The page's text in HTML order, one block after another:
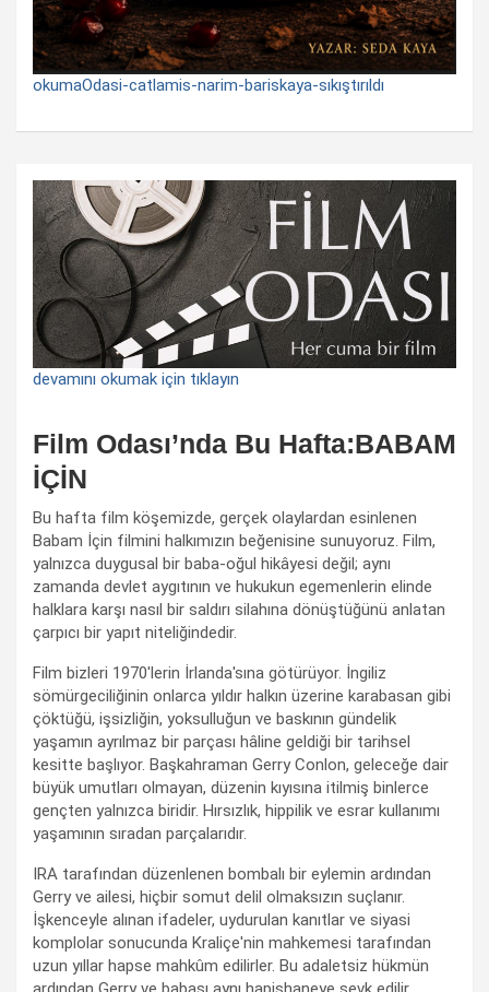
okumaOdasi-catlamis-narim-bariskaya-sıkıştırıldı
devamını okumak için tıklayın
Film Odası’nda Bu Hafta:BABAM
İÇİN
Bu hafta film köşemizde, gerçek olaylardan esinlenen
Babam İçin filmini halkımızın beğenisine sunuyoruz. Film,
yalnızca duygusal bir baba-oğul hikâyesi değil; aynı
zamanda devlet aygıtının ve hukukun egemenlerin elinde
halklara karşı nasıl bir saldırı silahına dönüştüğünü anlatan
çarpıcı bir yapıt niteliğindedir.
Film bizleri 1970'lerin İrlanda'sına götürüyor. İngiliz
sömürgeciliğinin onlarca yıldır halkın üzerine karabasan gibi
çöktüğü, işsizliğin, yoksulluğun ve baskının gündelik
yaşamın ayrılmaz bir parçası hâline geldiği bir tarihsel
kesitte başlıyor. Başkahraman Gerry Conlon, geleceğe dair
büyük umutları olmayan, düzenin kıyısına itilmiş binlerce
gençten yalnızca biridir. Hırsızlık, hippilik ve esrar kullanımı
yaşamının sıradan parçalarıdır.
IRA tarafından düzenlenen bombalı bir eylemin ardından
Gerry ve ailesi, hiçbir somut delil olmaksızın suçlanır.
İşkenceyle alınan ifadeler, uydurulan kanıtlar ve siyasi
komplolar sonucunda Kraliçe'nin mahkemesi tarafından
uzun yıllar hapse mahkûm edilirler. Bu adaletsiz hükmün